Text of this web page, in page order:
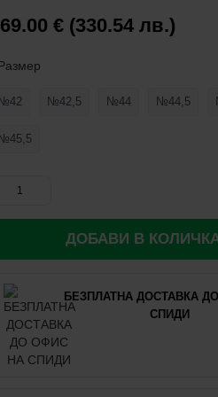
€ (330.54 лв.)
№42,5 №44 №44,5
ДОБАВИ В
БЕЗПЛАТНА ДОСТАВКА
СПИДИ